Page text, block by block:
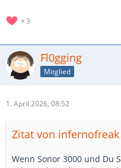
3
Fl0gging
Mitglied
1. April 2026, 08:52
Zitat von infernofreak
Wenn Sonor 3000 und Du